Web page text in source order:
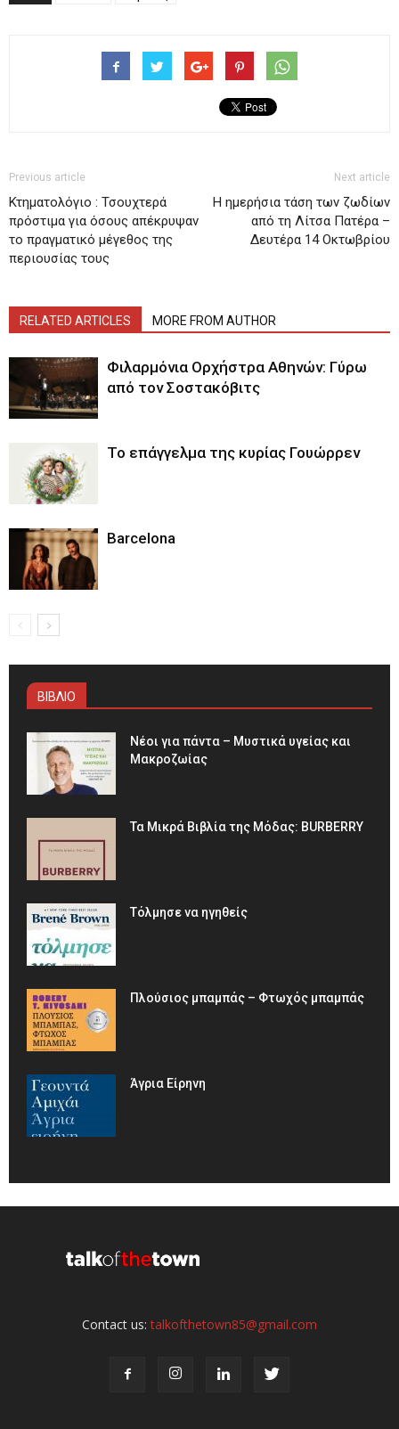
Previous article
Κτηματολόγιο : Τσουχτερά
πρόστιμα για όσους απέκρυψαν
το πραγματικό μέγεθος της
περιουσίας τους
Next article
H ημερήσια τάση των ζωδίων
από τη Λίτσα Πατέρα –
Δευτέρα 14 Οκτωβρίου
RELATED ARTICLES MORE FROM AUTHOR
Φιλαρμόνια Ορχήστρα Αθηνών: Γύρω
από τον Σοστακόβιτς
Το επάγγελμα της κυρίας Γουώρρεν
Barcelona
ΒΙΒΛΙΟ
Νέοι για πάντα – Μυστικά υγείας και
Μακροζωίας
Τα Μικρά Βιβλία της Μόδας: BURBERRY
Τόλμησε να ηγηθείς
Πλούσιος μπαμπάς – Φτωχός μπαμπάς
Άγρια Είρηνη
Contact us:talkofthetown85@gmail.com